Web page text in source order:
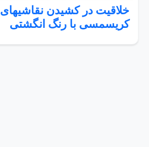
خلاقیت در کشیدن نقاشیهای
کریسمسی با رنگ انگشتی